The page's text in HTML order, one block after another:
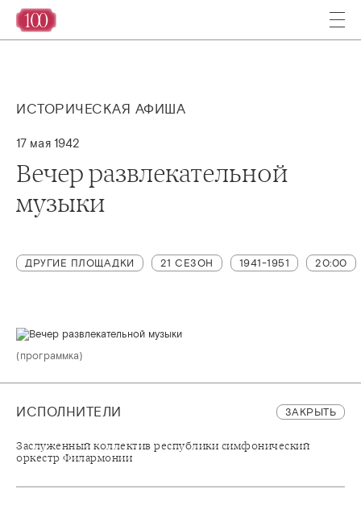
ИСТОРИЧЕСКАЯ АФИША
17 мая 1942
Вечер развлекательной
музыки
ДРУГИЕ ПЛОЩАДКИ 21 СЕЗОН 1941-1951 20:00
(программка)
ИСПОЛНИТЕЛИ ЗАКРЫТЬ
Заслуженный коллектив республики симфонический
оркестр Филармонии